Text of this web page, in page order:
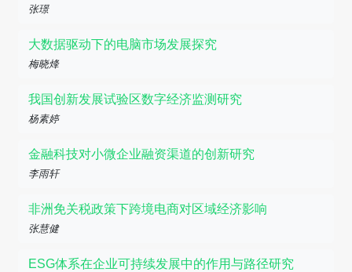
张璟
大数据驱动下的电脑市场发展探究
梅晓烽
我国创新发展试验区数字经济监测研究
杨素婷
金融科技对小微企业融资渠道的创新研究
李雨轩
非洲免关税政策下跨境电商对区域经济影响
张慧健
ESG体系在企业可持续发展中的作用与路径研究